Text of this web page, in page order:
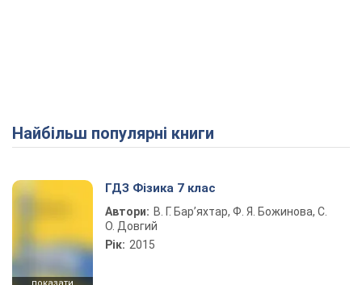
Найбільш популярні книги
ГДЗ Фізика 7 клас
Автори: В. Г. Бар’яхтар, Ф. Я. Божинова, С.
О. Довгий
Рік: 2015